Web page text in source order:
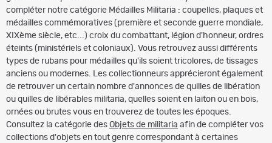
compléter notre catégorie Médailles Militaria : coupelles, plaques et
médailles commémoratives (première et seconde guerre mondiale,
XIXème siècle, etc...) croix du combattant, légion d'honneur, ordres
éteints (ministériels et coloniaux). Vous retrouvez aussi différents
types de rubans pour médailles qu'ils soient tricolores, de tissages
anciens ou modernes. Les collectionneurs apprécieront également
de retrouver un certain nombre d'annonces de quilles de libération
ou quilles de libérables militaria, quelles soient en laiton ou en bois,
ornées ou brutes vous en trouverez de toutes les époques.
Consultez la catégorie des Objets de militaria afin de compléter vos
collections d'objets en tout genre correspondant à certaines